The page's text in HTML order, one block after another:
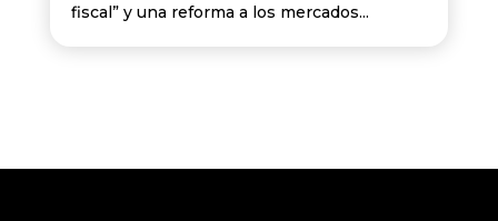
fiscal” y una reforma a los mercados...